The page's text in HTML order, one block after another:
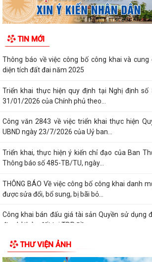
TIN MỚI
thành phố
công dân định kỳ Tuần 1 tháng 8...
Thông báo về việc công bố công khai và
diện tích đất đai năm 2025
Triển khai thực hiện quy định tại Nghị định số
31/01/2026 của Chính phủ theo...
Công văn 2843 về việc triển khai thực hiện
UBND ngày 23/7/2026 của Uỷ ban...
Triển khai, thực hiện ý kiến chỉ đạo của Ban
Thông báo số 485-TB/TU, ngày...
THÔNG BÁO Về việc công bố công khai danh
được sửa đổi, bổ sung, bị bãi bỏ...
Công khai bán đấu giá tài sản Quyền sử dụng
địa chỉ thửa đất tại TDP Đồng...
Thông báo về việc công bố công khai Quyết
UBND ngày 08/7/2026 của UBND thành phố...
THƯ VIỆN ẢNH